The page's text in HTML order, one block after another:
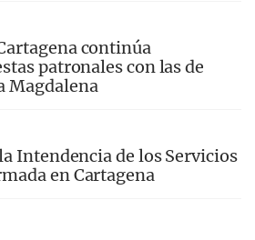
continúa
patronales con las de
Magdalena
Intendencia de los Servicios
en Cartagena